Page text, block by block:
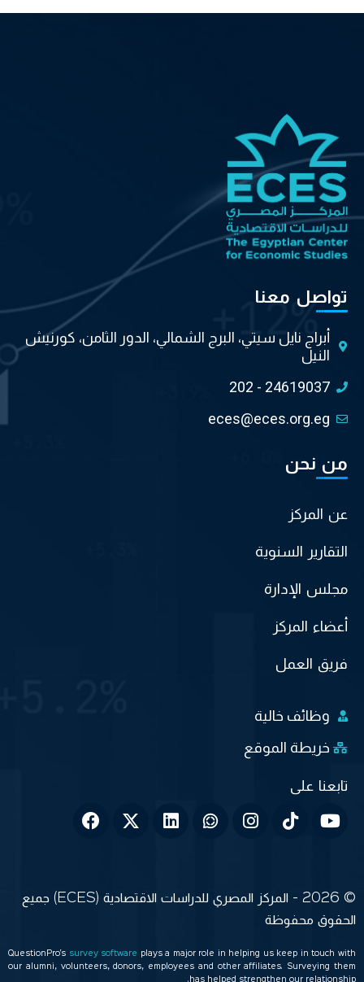
تواصل معنا
أبراج نايل سيتي، البرج الشمالي، الدور الثامن، كورنيش
النيل
202 - 24619037
eces@eces.org.eg
من نحن
عن المركز
التقارير السنوية
مجلس الإدارة
أعضاء المركز
فريق العمل
وظائف خالية
خريطة الموقع
© 2026 - المركز المصري للدراسات الاقتصادية (ECES) جميع
الحقوق محفوظة
QuestionPro’s survey software
plays a major role in helping us keep in touch with
our alumni, volunteers, donors, employees and other affiliates. Surveying them
has helped strengthen our relationship.